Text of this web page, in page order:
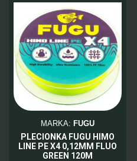
MARKA: FUGU
PLECIONKA FUGU HIMO
LINE PE X4 0,12MM FLUO
GREEN 120M